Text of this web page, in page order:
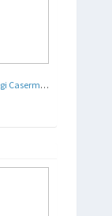
Gruppo rionale Giovanni Porcù del Nunzio oggi Caserma Polizia Stradale - Torino - Arch. Mario Passanti , Arch. Paolo Perona - 1938